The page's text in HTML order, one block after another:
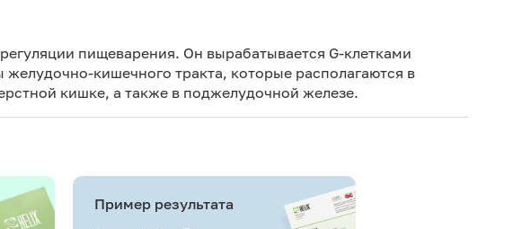
пищеварения. Он вырабатывается G-клетками
кишечного тракта, которые располагаются в
кишке, а также в поджелудочной железе.
Пример результата